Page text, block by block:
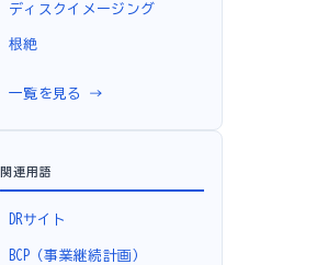
ディスクイメージング
根絶
一覧を見る →
関連用語
DRサイト
BCP（事業継続計画）